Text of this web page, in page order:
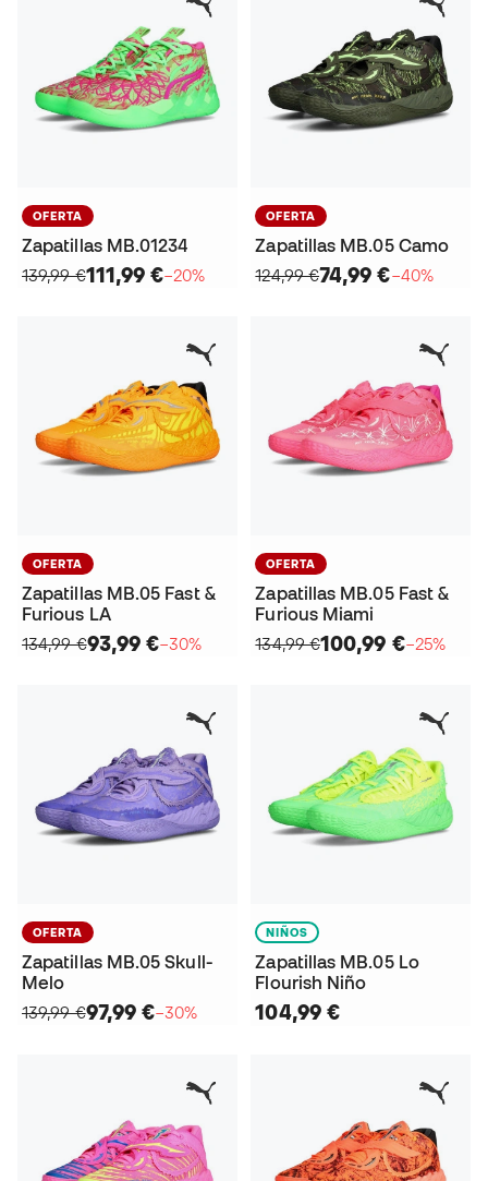
OFERTA
Zapatillas MB.01234
139,99 €111,99 €−20%
OFERTA
Zapatillas MB.05 Camo
124,99 €74,99 €−40%
OFERTA
Zapatillas MB.05 Fast &
Furious LA
134,99 €93,99 €−30%
OFERTA
Zapatillas MB.05 Fast &
Furious Miami
134,99 €100,99 €−25%
OFERTA
Zapatillas MB.05 Skull-
Melo
139,99 €97,99 €−30%
NIÑOS
Zapatillas MB.05 Lo
Flourish Niño
104,99 €